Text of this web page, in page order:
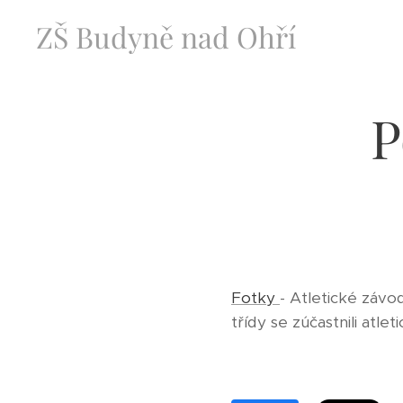
ZŠ Budyně nad Ohří
Fotky - Atletické
třídy se zúčastnili